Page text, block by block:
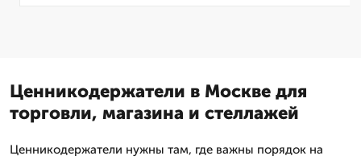
Ценникодержатели в Москве для
торговли, магазина и стеллажей
Ценникодержатели нужны там, где важны порядок на